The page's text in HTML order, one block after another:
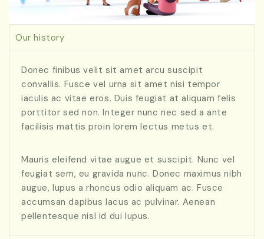
Our history
Donec finibus velit sit amet arcu suscipit
convallis. Fusce vel urna sit amet nisi tempor
iaculis ac vitae eros. Duis feugiat at aliquam felis
porttitor sed non. Integer nunc nec sed a ante
facilisis mattis proin lorem lectus metus et.
Mauris eleifend vitae augue et suscipit. Nunc vel
feugiat sem, eu gravida nunc. Donec maximus nibh
augue, lupus a rhoncus odio aliquam ac. Fusce
accumsan dapibus lacus ac pulvinar. Aenean
pellentesque nisl id dui lupus.